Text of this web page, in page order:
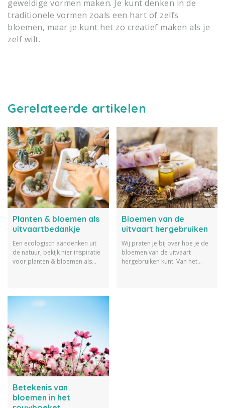
geweldige vormen maken. Je kunt denken in de
traditionele vormen zoals een hart of zelfs
bloemen, maar je kunt het zo creatief maken als je
zelf wilt.
Gerelateerde artikelen
Planten & bloemen als
uitvaartbedankje
Een ecologisch aandenken uit
de natuur, bekijk hier inspiratie
voor planten & bloemen als
Bloemen van de
uitvaart hergebruiken
Wij praten je bij over hoe je de
bloemen van de uitvaart
hergebruiken kunt. Van het
Betekenis van
bloemen in het